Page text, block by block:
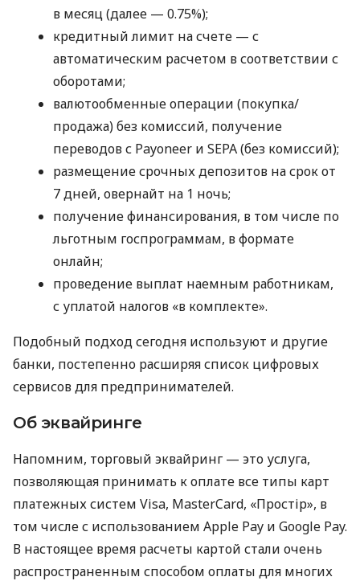
в месяц (далее — 0.75%);
кредитный лимит на счете — с
автоматическим расчетом в соответствии с
оборотами;
валютообменные операции (покупка/
продажа) без комиссий, получение
переводов с Payoneer и SEPA (без комиссий);
размещение срочных депозитов на срок от
7 дней, овернайт на 1 ночь;
получение финансирования, в том числе по
льготным госпрограммам, в формате
онлайн;
проведение выплат наемным работникам,
с уплатой налогов «в комплекте».
Подобный подход сегодня используют и другие
банки, постепенно расширяя список цифровых
сервисов для предпринимателей.
Об эквайринге
Напомним, торговый эквайринг — это услуга,
позволяющая принимать к оплате все типы карт
платежных систем Visa, MasterCard, «Простір», в
том числе с использованием Apple Pay и Google Pay.
В настоящее время расчеты картой стали очень
распространенным способом оплаты для многих